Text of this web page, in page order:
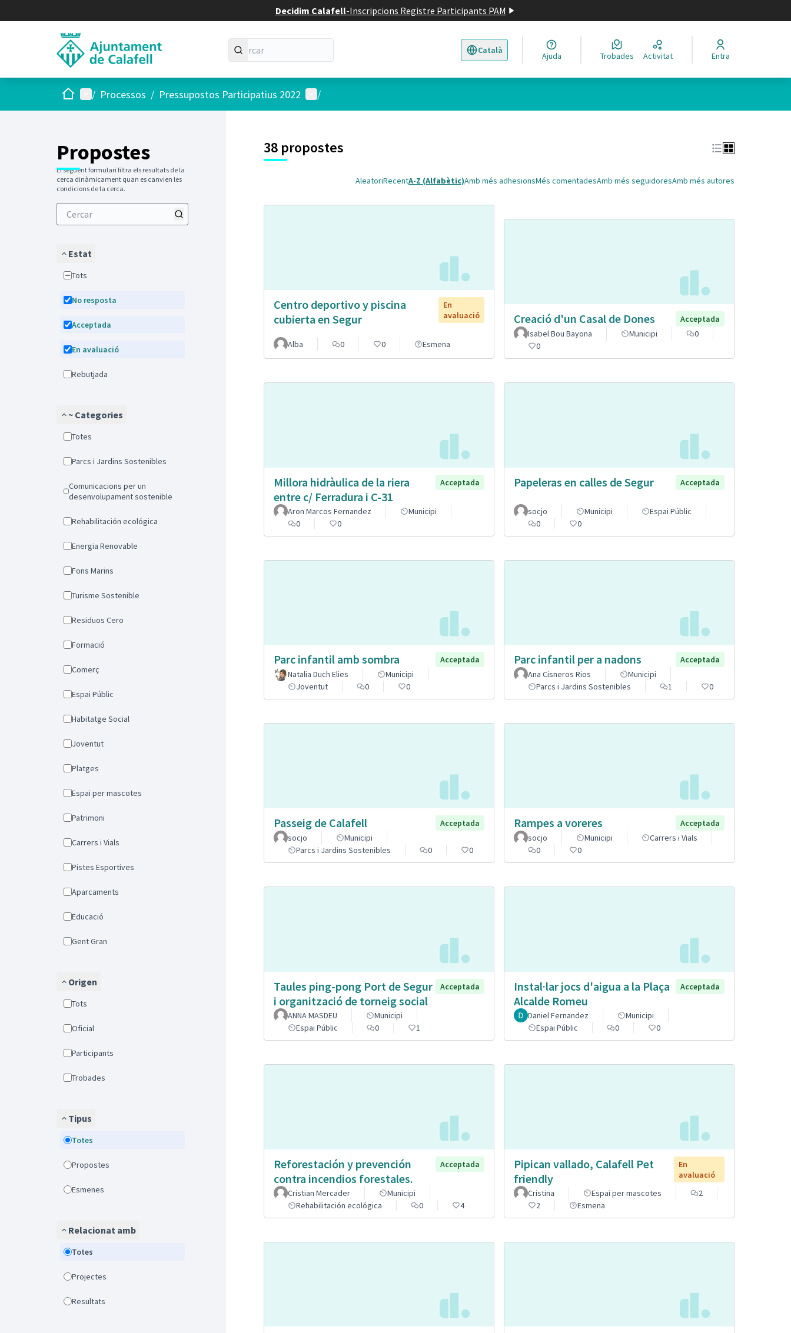
Decidim Calafell-Inscripcions Registre Participants PAM
Català
Triar la llengua Elegir el idioma
Ajuda Trobades Activitat Entra
Inici Menú principal
/ Processos / Pressupostos Participatius 2022 Menú d'usuari
/
Propostes
El següent formulari filtra els resultats de la
cerca dinàmicament quan es canvien les
condicions de la cerca.
Estat
Tots
No resposta
Acceptada
En avaluació
Rebutjada
~ Categories
Totes
Parcs i Jardins Sostenibles
Comunicacions per un
desenvolupament sostenible
Rehabilitación ecológica
Energia Renovable
Fons Marins
Turisme Sostenible
Residuos Cero
Formació
Comerç
Espai Públic
Habitatge Social
Joventut
Platges
Espai per mascotes
Patrimoni
Carrers i Vials
Pistes Esportives
Aparcaments
Educació
Gent Gran
Origen
Tots
Oficial
Participants
Trobades
Tipus
Totes
Propostes
Esmenes
Relacionat amb
Totes
Projectes
Resultats
38 propostes
AleatoriRecentA-Z (Alfabètic)Amb més adhesionsMés comentadesAmb més seguidoresAmb més autores
Centro deportivo y piscina
cubierta en Segur
En
avaluació
Alba 0 0 Esmena
Creació d'un Casal de Dones
Acceptada
Isabel Bou Bayona
Municipi
0
0
Millora hidràulica de la riera
entre c/ Ferradura i C-31
Acceptada
Aron Marcos Fernandez
Municipi
0
0
Papeleras en calles de Segur Acceptada
socjo Municipi
Espai Públic
0
0
Parc infantil amb sombra
Acceptada
Natalia Duch Elies
Municipi
Joventut
0 0
Parc infantil per a nadons
Acceptada
Ana Cisneros Rios
Municipi
Parcs i Jardins Sostenibles
1 0
Passeig de Calafell
Acceptada
socjo
Municipi
Parcs i Jardins Sostenibles
0 0
Rampes a voreres
Acceptada
socjo
Municipi
Carrers i Vials
0
0
Taules ping-pong Port de Segur
i organització de torneig social
Acceptada
ANNA MASDEU
Municipi
Espai Públic
0 1
Instal·lar jocs d'aigua a la Plaça
Alcalde Romeu
Acceptada
Daniel Fernandez
Municipi
Espai Públic
0 0
Reforestación y prevención
contra incendios forestales.
Acceptada
Cristian Mercader
Municipi
Rehabilitación ecológica
0 4
Pipican vallado, Calafell Pet
friendly
En
avaluació
Cristina
Espai per mascotes
2
2
Esmena